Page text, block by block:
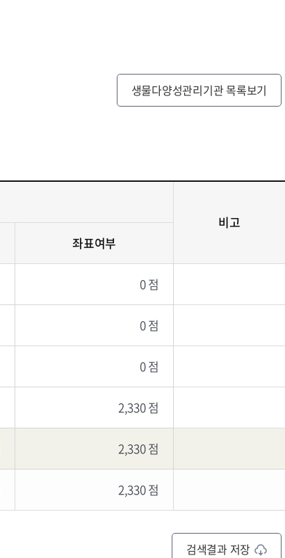
생물다양성관리기관 목록보기
비고
좌표여부
0 점
0 점
0 점
2,330 점
2,330 점
2,330 점
검색결과 저장